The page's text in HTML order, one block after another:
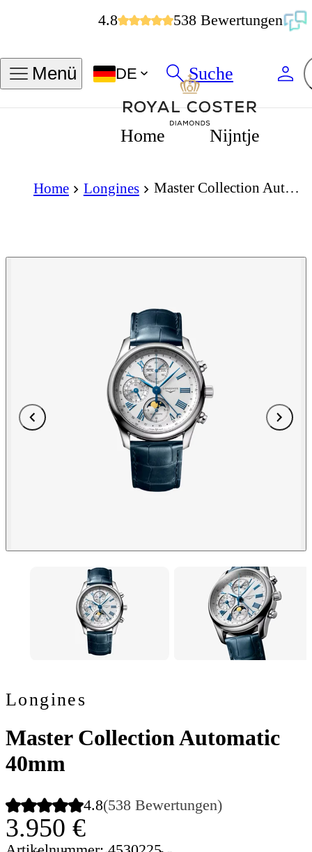
4.8 538 Bewertungen
Menü DE Suche
Home Nijntje
Home Longines Master Collection Automatic 40mm
Longines
Master Collection Automatic
40mm
4.8(538 Bewertungen)
3.950 €